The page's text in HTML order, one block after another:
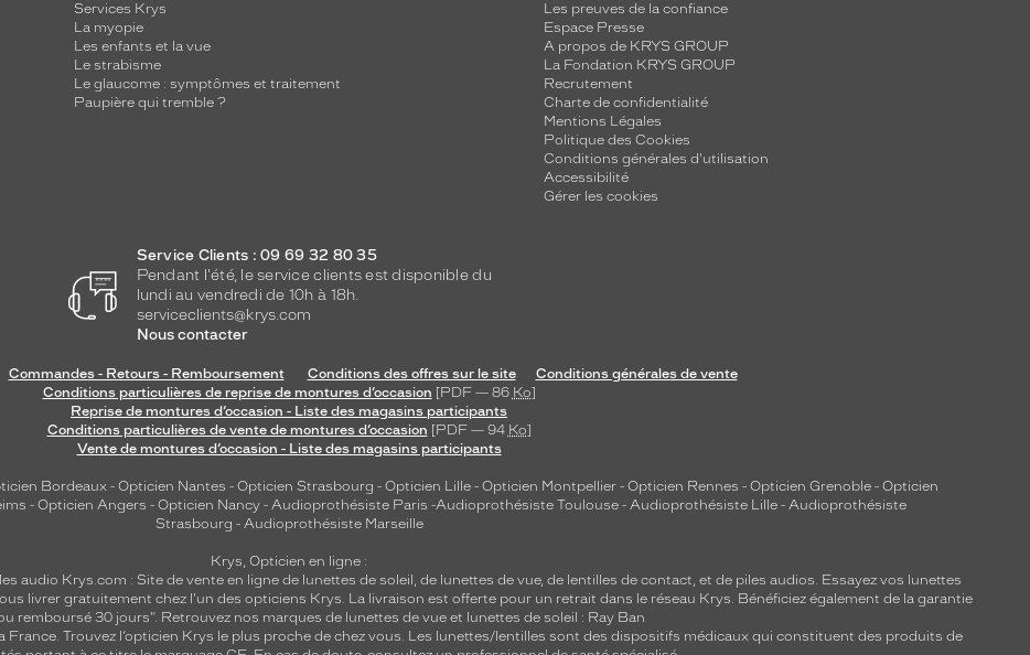
Services Krys
La myopie
Les enfants et la vue
Le strabisme
Le glaucome : symptômes et traitement
Paupière qui tremble ?
Les preuves de la confiance
Espace Presse
A propos de KRYS GROUP
La Fondation KRYS GROUP
Recrutement
Charte de confidentialité
Mentions Légales
Politique des Cookies
Conditions générales d'utilisation
Accessibilité
Gérer les cookies
Service Clients : 09 69 32 80 35
Pendant l'été, le service clients est disponible du
lundi au vendredi de 10h à 18h.
serviceclients@krys.com
Nous contacter
Commandes - Retours - Remboursement Conditions des offres sur le site
Conditions générales de vente
Conditions particulières de reprise de montures d’occasion [PDF — 86 Ko]
Reprise de montures d’occasion - Liste des magasins participants
Conditions particulières de vente de montures d’occasion [PDF — 94 Ko]
Vente de montures d’occasion - Liste des magasins participants
Bordeaux - Opticien Nantes - Opticien Strasbourg - Opticien Lille - Opticien Montpellier - Opticien Rennes - Opticien Grenoble - Opticien
- Opticien Angers - Opticien Nancy - Audioprothésiste Paris -Audioprothésiste Toulouse - Audioprothésiste Lille - Audioprothésiste
Strasbourg - Audioprothésiste Marseille
Krys, Opticien en ligne :
audio Krys.com : Site de vente en ligne de lunettes de soleil, de lunettes de vue, de lentilles de contact, et de piles audios. Essayez vos lunettes
livrer gratuitement chez l'un des opticiens Krys. La livraison est offerte pour un retrait dans le réseau Krys. Bénéficiez également de la garantie
remboursé 30 jours". Retrouvez nos marques de lunettes de vue et lunettes de soleil : Ray Ban
France. Trouvez l’opticien Krys le plus proche de chez vous. Les lunettes/lentilles sont des dispositifs médicaux qui constituent des produits de